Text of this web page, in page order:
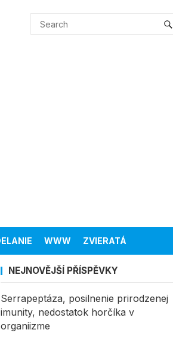
WWW ZVIERATÁ
NEJNOVĚJŠÍ PŘÍSPĚVKY
Serrapeptáza, posilnenie prirodzenej
imunity, nedostatok horčíka v
organiizme